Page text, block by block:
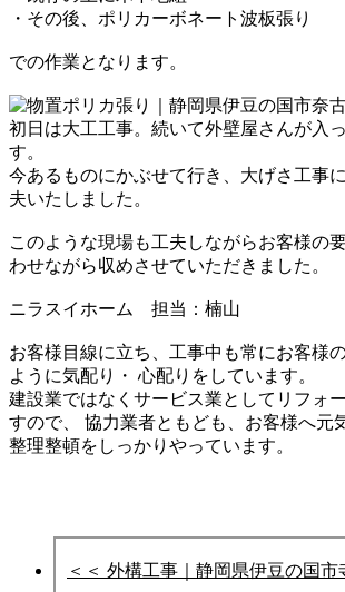
・その後、ポリカーボネート波板張り
での作業となります。
初日は大工工事。 続いて外壁屋さんが入
す。
今あるものにかぶせて行き、大げさ工事
夫いたしました。
このような現場も工夫しながらお客様の
わせながら収めさせていただきました。
ニラスイホーム 担当：楠山
お客様目線に立ち、工事中も常にお客様
ように気配り・ 心配りをしています。
建設業ではなくサービス業としてリフォ
すので、 協力業者ともども、お客様へ元
整理整頓をしっかりやっています。
＜＜ 外構工事｜静岡県伊豆の国市